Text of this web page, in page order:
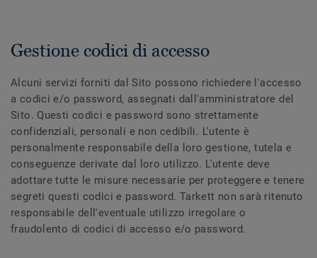
Gestione codici di accesso
Alcuni servizi forniti dal Sito possono richiedere l'accesso
a codici e/o password, assegnati dall'amministratore del
Sito. Questi codici e password sono strettamente
confidenziali, personali e non cedibili. L'utente è
personalmente responsabile della loro gestione, tutela e
conseguenze derivate dal loro utilizzo. L'utente deve
adottare tutte le misure necessarie per proteggere e tenere
segreti questi codici e password. Tarkett non sarà ritenuto
responsabile dell'eventuale utilizzo irregolare o
fraudolento di codici di accesso e/o password.